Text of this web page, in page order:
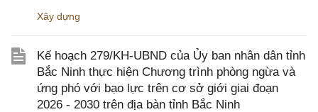
Xây dựng
Kế hoạch 279/KH-UBND của Ủy ban nhân dân tỉnh
Bắc Ninh thực hiện Chương trình phòng ngừa và
ứng phó với bạo lực trên cơ sở giới giai đoạn
2026 - 2030 trên địa bàn tỉnh Bắc Ninh